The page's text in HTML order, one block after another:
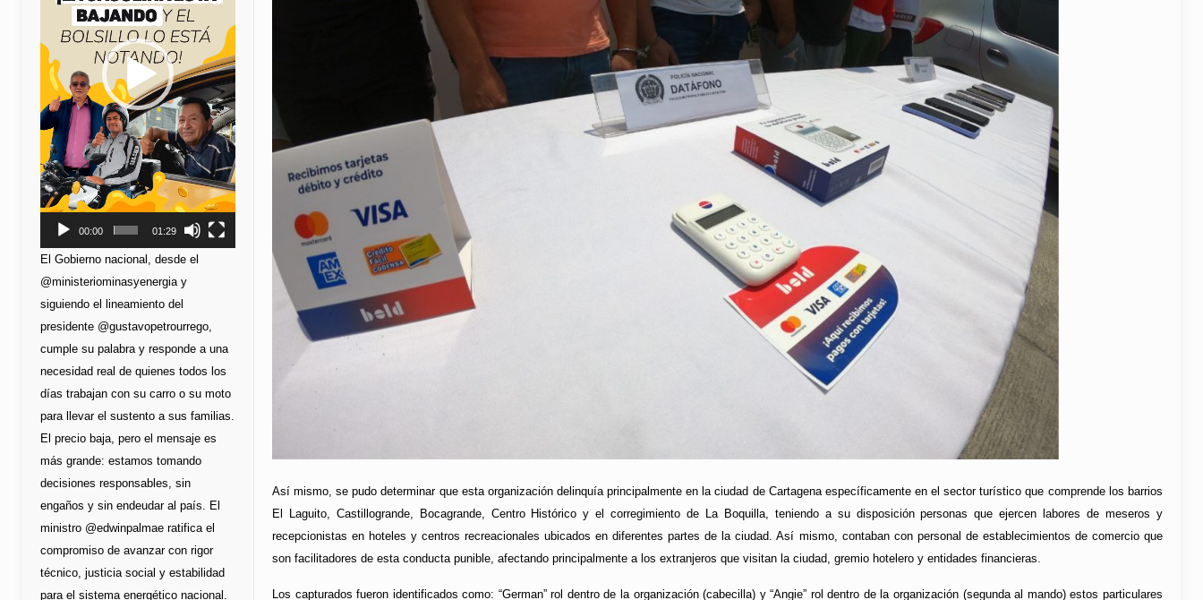
Así mismo, se pudo determinar que esta organización delinquía principalmente en la ciudad de Cartagena específicamente en el sector turístico que comprende los barrios
El Laguito, Castillogrande, Bocagrande, Centro Histórico y el corregimiento de La Boquilla, teniendo a su disposición personas que ejercen labores de meseros y
recepcionistas en hoteles y centros recreacionales ubicados en diferentes partes de la ciudad. Así mismo, contaban con personal de establecimientos de comercio que
son facilitadores de esta conducta punible, afectando principalmente a los extranjeros que visitan la ciudad, gremio hotelero y entidades financieras.
Los capturados fueron identificados como: “German” rol dentro de la organización (cabecilla) y “Angie” rol dentro de la organización (segunda al mando) estos particulares
00:00 01:29
El Gobierno nacional, desde el
@ministeriominasyenergia y
siguiendo el lineamiento del
presidente @gustavopetrourrego,
cumple su palabra y responde a una
necesidad real de quienes todos los
días trabajan con su carro o su moto
para llevar el sustento a sus familias.
El precio baja, pero el mensaje es
más grande: estamos tomando
decisiones responsables, sin
engaños y sin endeudar al país. El
ministro @edwinpalmae ratifica el
compromiso de avanzar con rigor
técnico, justicia social y estabilidad
para el sistema energético nacional.